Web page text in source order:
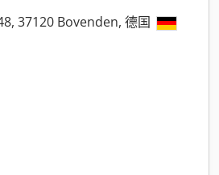
37120 Bovenden, 德国